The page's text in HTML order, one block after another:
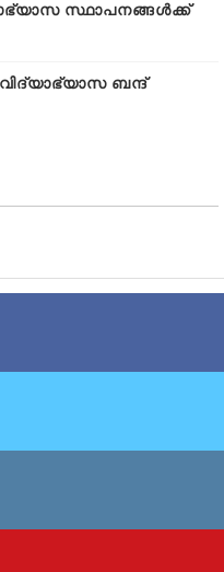
സ്ഥാപനങ്ങൾക്ക്
വിദ്യാഭ്യാസ ബന്ദ്